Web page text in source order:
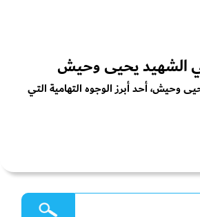
الشهيد يحيى وحيش
وحيش، أحد أبرز الوجوه التهامية التي